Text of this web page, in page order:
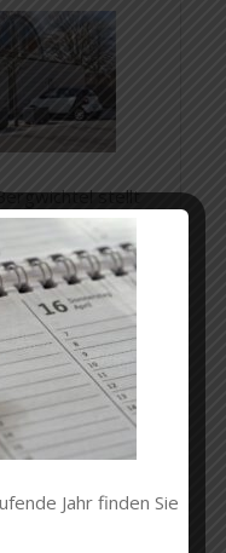
stellt
vor.
Jahr finden Sie